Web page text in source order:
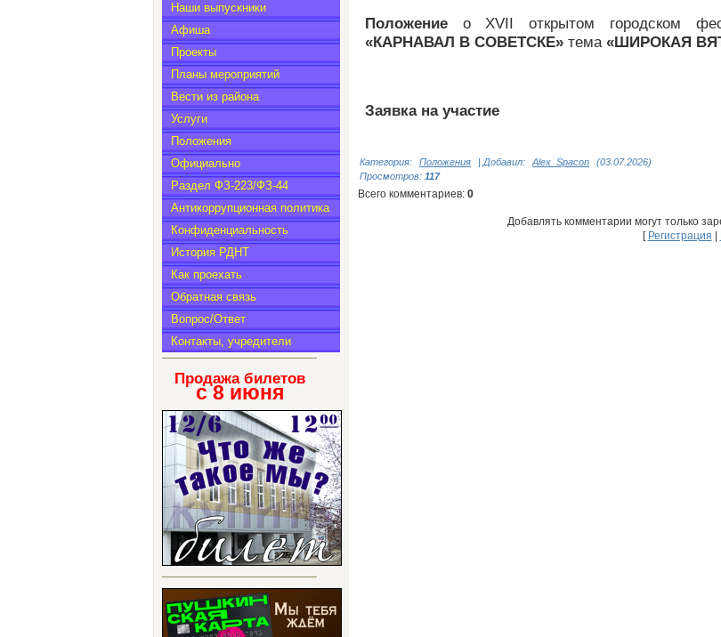
Наши выпускники
Афиша
Проекты
Планы мероприятий
Вести из района
Услуги
Положения
Официально
Раздел ФЗ-223/ФЗ-44
Антикоррупционная политика
Конфиденциальность
История РДНТ
Как проехать
Обратная связь
Вопрос/Ответ
Контакты, учредители
Продажа билетов
с 8 июня
Положение о XVII открытом городском
«КАРНАВАЛ В СОВЕТСКЕ» тема «ШИРОКАЯ
Заявкана участие
Категория: Положения | Добавил: Alex_Spacon
(03.07.2026)
Просмотров: 117
Всего комментариев: 0
Добавлять комментарии могут только
[ Регистрация